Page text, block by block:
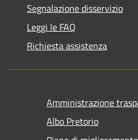
Segnalazione disservizio
Leggi le FAQ
Richiesta assistenza
Amministrazione
Albo Pretorio